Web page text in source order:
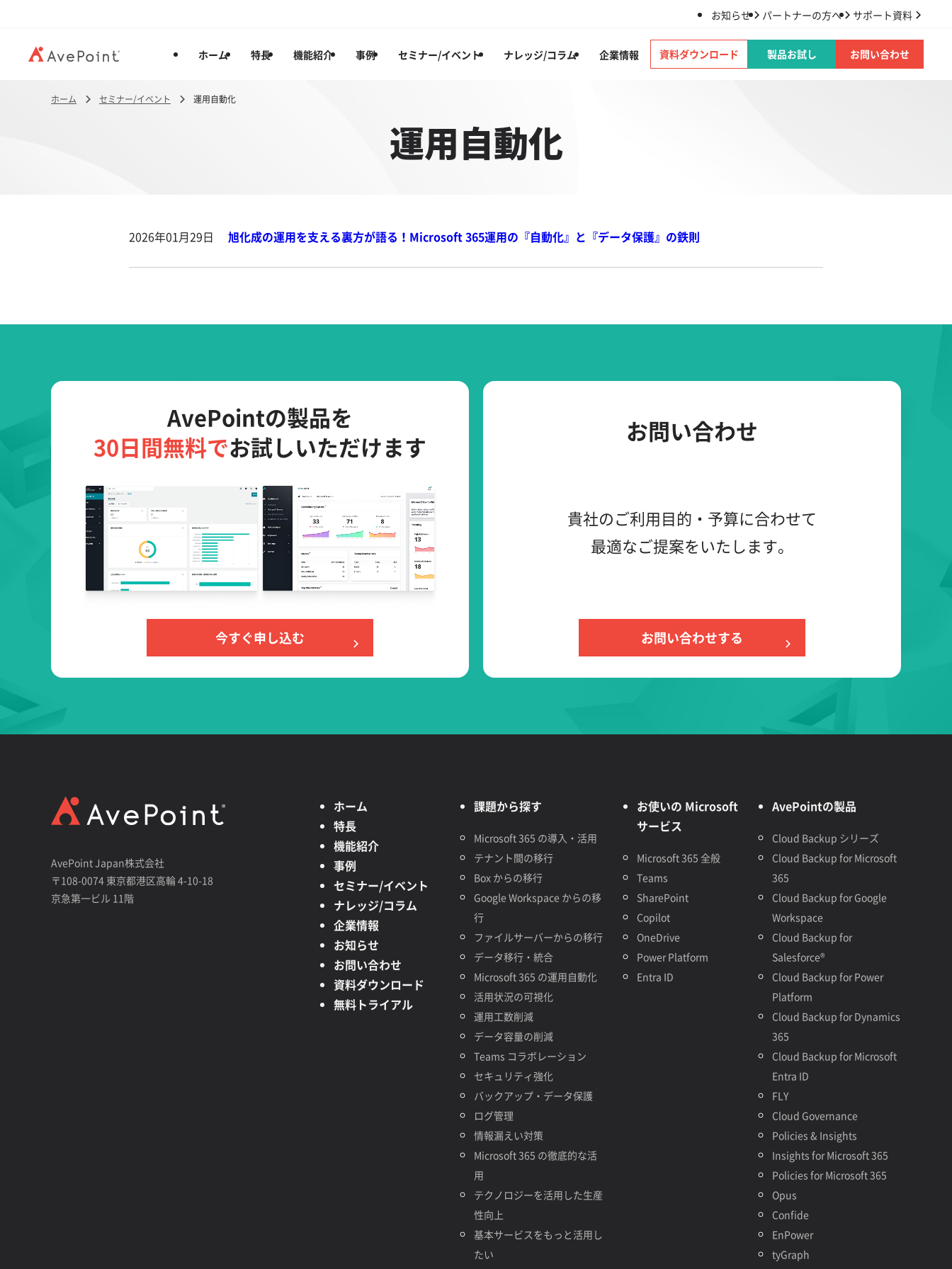
お知らせ パートナーの方へ サポート資料
ホーム 特長 機能紹介 事例 セミナー/イベント ナレッジ/コラム 企業情報 資料ダウンロード 製品お試し お問い合わせ
ホーム セミナー/イベント 運用自動化
運用自動化
2026年01月29日 旭化成の運用を支える裏方が語る！Microsoft 365運用の『自動化』と『データ保護』の鉄則
AvePointの製品を
30日間無料でお試しいただけます
今すぐ申し込む
お問い合わせ
貴社のご利用目的・予算に合わせて
最適なご提案をいたします。
お問い合わせする
AvePoint Japan株式会社
〒108-0074 東京都港区高輪 4-10-18
京急第一ビル 11階
ホーム
特長
機能紹介
事例
セミナー/イベント
ナレッジ/コラム
企業情報
お知らせ
お問い合わせ
資料ダウンロード
無料トライアル
課題から探す
Microsoft 365 の導入・活用
テナント間の移行
Box からの移行
Google Workspace からの移
行
ファイルサーバーからの移行
データ移行・統合
Microsoft 365 の運用自動化
活用状況の可視化
運用工数削減
データ容量の削減
Teams コラボレーション
セキュリティ強化
バックアップ・データ保護
ログ管理
情報漏えい対策
Microsoft 365 の徹底的な活
用
テクノロジーを活用した生産
性向上
基本サービスをもっと活用し
たい
お使いの Microsoft
サービス
Microsoft 365 全般
Teams
SharePoint
Copilot
OneDrive
Power Platform
Entra ID
AvePointの製品
Cloud Backup シリーズ
Cloud Backup for Microsoft
365
Cloud Backup for Google
Workspace
Cloud Backup for
Salesforce®
Cloud Backup for Power
Platform
Cloud Backup for Dynamics
365
Cloud Backup for Microsoft
Entra ID
FLY
Cloud Governance
Policies & Insights
Insights for Microsoft 365
Policies for Microsoft 365
Opus
Confide
EnPower
tyGraph